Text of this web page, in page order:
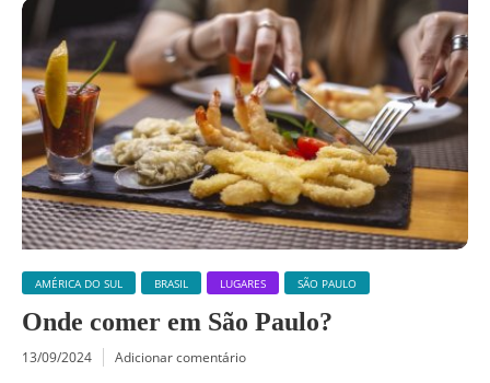
AMÉRICA DO SUL BRASIL LUGARES SÃO PAULO
Onde comer em São Paulo?
13/09/2024 Adicionar comentário